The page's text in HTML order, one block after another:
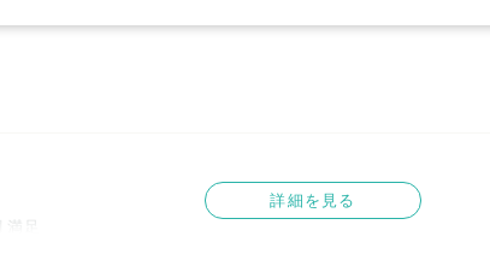
満足
詳細を見る